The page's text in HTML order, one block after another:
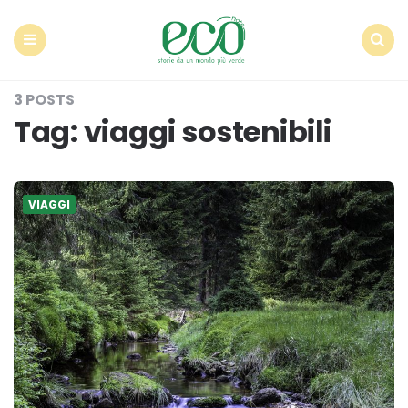
3 POSTS
Tag:viaggi sostenibili
VIAGGI